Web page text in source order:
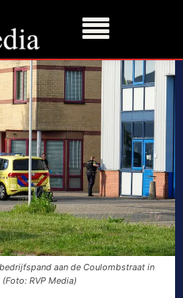
aan de Coulombstraat in
RVP Media)